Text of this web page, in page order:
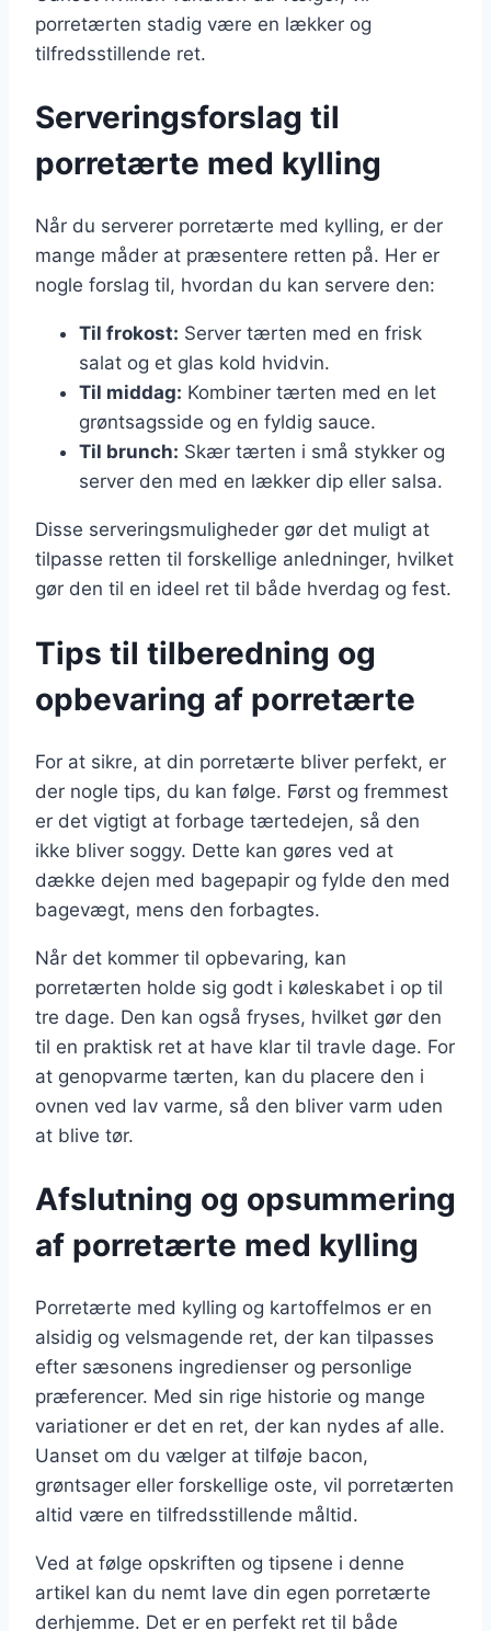
porretærten stadig være en lækker og
tilfredsstillende ret.
Serveringsforslag til
porretærte med kylling
Når du serverer porretærte med kylling, er der
mange måder at præsentere retten på. Her er
nogle forslag til, hvordan du kan servere den:
Til frokost: Server tærten med en frisk
salat og et glas kold hvidvin.
Til middag: Kombiner tærten med en let
grøntsagsside og en fyldig sauce.
Til brunch: Skær tærten i små stykker og
server den med en lækker dip eller salsa.
Disse serveringsmuligheder gør det muligt at
tilpasse retten til forskellige anledninger, hvilket
gør den til en ideel ret til både hverdag og fest.
Tips til tilberedning og
opbevaring af porretærte
For at sikre, at din porretærte bliver perfekt, er
der nogle tips, du kan følge. Først og fremmest
er det vigtigt at forbage tærtedejen, så den
ikke bliver soggy. Dette kan gøres ved at
dække dejen med bagepapir og fylde den med
bagevægt, mens den forbagtes.
Når det kommer til opbevaring, kan
porretærten holde sig godt i køleskabet i op til
tre dage. Den kan også fryses, hvilket gør den
til en praktisk ret at have klar til travle dage. For
at genopvarme tærten, kan du placere den i
ovnen ved lav varme, så den bliver varm uden
at blive tør.
Afslutning og opsummering
af porretærte med kylling
Porretærte med kylling og kartoffelmos er en
alsidig og velsmagende ret, der kan tilpasses
efter sæsonens ingredienser og personlige
præferencer. Med sin rige historie og mange
variationer er det en ret, der kan nydes af alle.
Uanset om du vælger at tilføje bacon,
grøntsager eller forskellige oste, vil porretærten
altid være en tilfredsstillende måltid.
Ved at følge opskriften og tipsene i denne
artikel kan du nemt lave din egen porretærte
derhjemme. Det er en perfekt ret til både